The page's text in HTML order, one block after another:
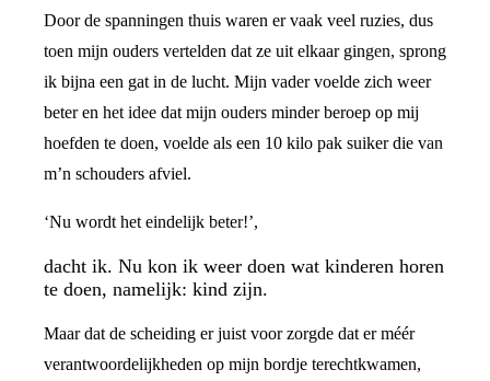
Door de spanningen thuis waren er vaak veel ruzies, dus
toen mijn ouders vertelden dat ze uit elkaar gingen, sprong
ik bijna een gat in de lucht. Mijn vader voelde zich weer
beter en het idee dat mijn ouders minder beroep op mij
hoefden te doen, voelde als een 10 kilo pak suiker die van
m’n schouders afviel.
‘Nu wordt het eindelijk beter!’,
dacht ik. Nu kon ik weer doen wat kinderen horen
te doen, namelijk: kind zijn.
Maar dat de scheiding er juist voor zorgde dat er méér
verantwoordelijkheden op mijn bordje terechtkwamen,